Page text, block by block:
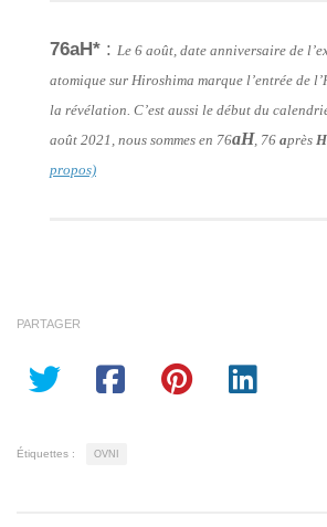
76aH* : Le 6 août, date anniversaire de
atomique sur Hiroshima marque l’entrée de
la révélation. C’est aussi le début du
août 2021, nous sommes en 76aH, 76 après H
propos)
PARTAGER
Étiquettes : OVNI